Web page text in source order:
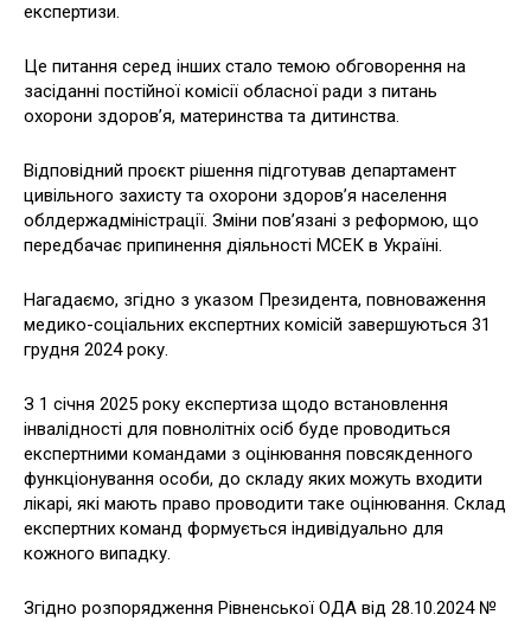
експертизи.
Це питання серед інших стало темою обговорення на
засіданні постійної комісії обласної ради з питань
охорони здоров’я, материнства та дитинства.
Відповідний проєкт рішення підготував департамент
цивільного захисту та охорони здоров’я населення
облдержадміністрації. Зміни пов’язані з реформою, що
передбачає припинення діяльності МСЕК в Україні.
Нагадаємо, згідно з указом Президента, повноваження
медико-соціальних експертних комісій завершуються 31
грудня 2024 року.
З 1 січня 2025 року експертиза щодо встановлення
інвалідності для повнолітніх осіб буде проводиться
експертними командами з оцінювання повсякденного
функціонування особи, до складу яких можуть входити
лікарі, які мають право проводити таке оцінювання. Склад
експертних команд формується індивідуально для
кожного випадку.
Згідно розпорядження Рівненської ОДА від 28.10.2024 №